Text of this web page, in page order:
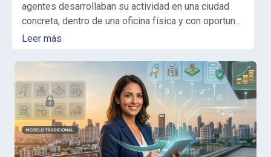
agentes desarrollaban su actividad en una ciudad
concreta, dentro de una oficina física y con oportun...
Leer más